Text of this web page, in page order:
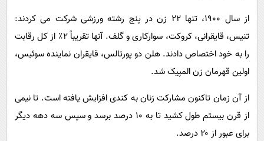
از سال ۱۹۰۰، تنها ۲۲ زن در پنج رشته ورزشی شرکت می کردند:
تنیس، قایقرانی، کروکت، سوارکاری و گلف. آنها تقریباً ۲٪ از کل رقابت
را به خود اختصاص دادند. هلن دو پورتالس، قایقران نماینده سوئیس،
اولین قهرمان زن المپیک شد.
از آن زمان تاکنون مشارکت زنان به کندی افزایش یافته است. تا نیمی
از قرن بیستم طول کشید تا به ۱۰ درصد برسد و سپس سه دهه دیگر
برای عبور از ۲۰ درصد.